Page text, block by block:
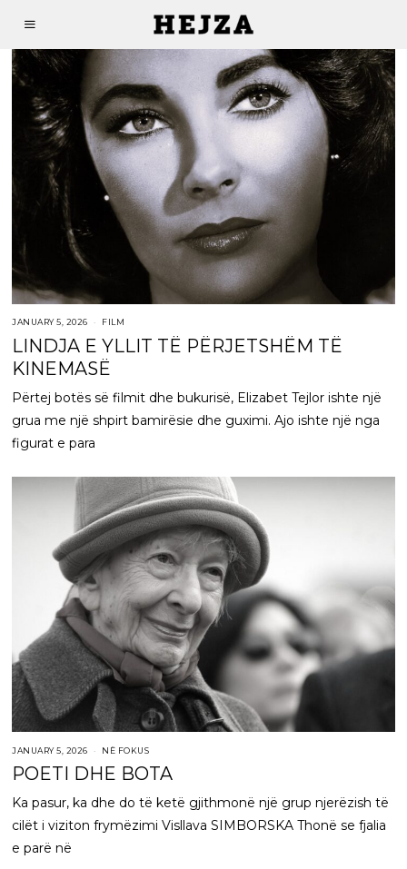
JANUARY 5, 2026 FILM
LINDJA E YLLIT TË PËRJETSHËM TË
KINEMASË
Përtej botës së filmit dhe bukurisë, Elizabet Tejlor ishte një
grua me një shpirt bamirësie dhe guximi. Ajo ishte një nga
figurat e para
JANUARY 5, 2026 NË FOKUS
POETI DHE BOTA
Ka pasur, ka dhe do të ketë gjithmonë një grup njerëzish të
cilët i viziton frymëzimi Visllava SIMBORSKA Thonë se fjalia
e parë në